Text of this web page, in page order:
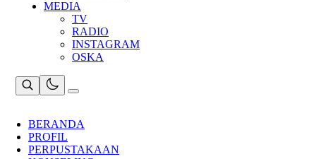
MEDIA
TV
RADIO
INSTAGRAM
OSKA
BERANDA
PROFIL
PERPUSTAKAAN